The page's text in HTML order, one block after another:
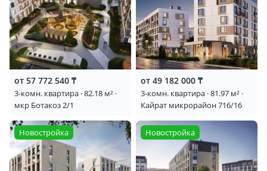
от 57 772 540 ₸
3-комн. квартира · 82.18 м² ·
мкр Ботакоз 2/1
от 49 182 000 ₸
3-комн. квартира · 81.97 м² ·
Кайрат микрорайон 716/16
Новостройка Новостройка